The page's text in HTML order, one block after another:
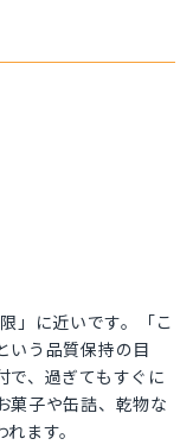
」に近いです。「こ
いう品質保持の目
で、過ぎてもすぐに
菓子や缶詰、乾物な
ます。